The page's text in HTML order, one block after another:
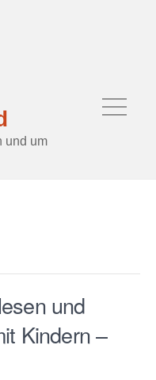
und um
und
Kindern –